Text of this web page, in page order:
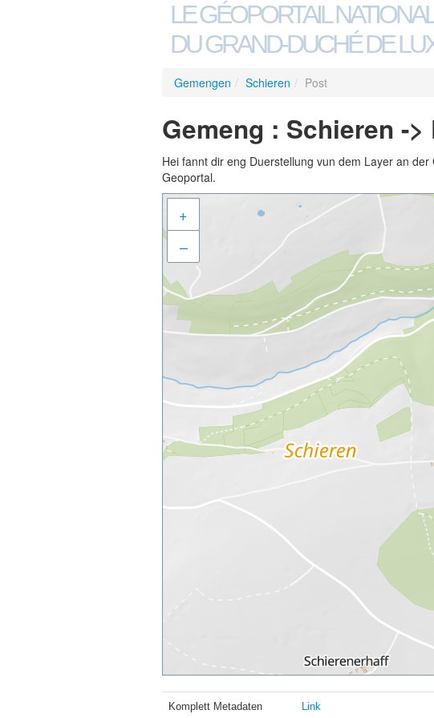
LE GÉOPORTAIL
DU GRAND-DUCHÉ DE
Gemengen / Schieren / Post
Gemeng : Schieren ->
Hei fannt dir eng Duerstellung vun dem Layer an
Geoportal.
+
–
Komplett Metadaten Link